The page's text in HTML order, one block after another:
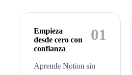
01
Empieza
desde cero con
confianza
Aprende Notion sin